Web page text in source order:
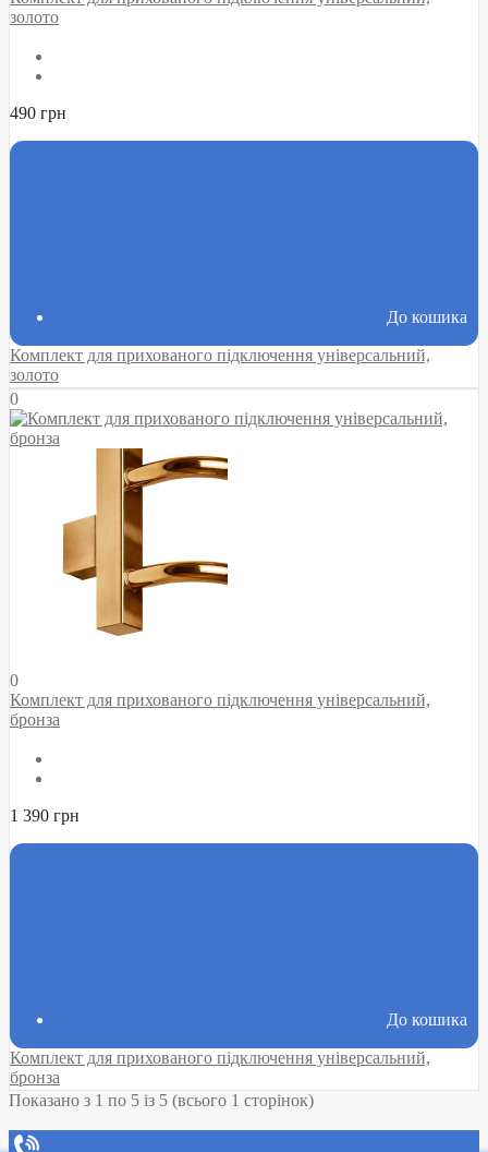
золото
490 грн
До кошика
Комплект для прихованого підключення універсальний,
золото
0
0
Комплект для прихованого підключення універсальний,
бронза
1 390 грн
До кошика
Комплект для прихованого підключення універсальний,
бронза
Показано з 1 по 5 із 5 (всього 1 сторінок)